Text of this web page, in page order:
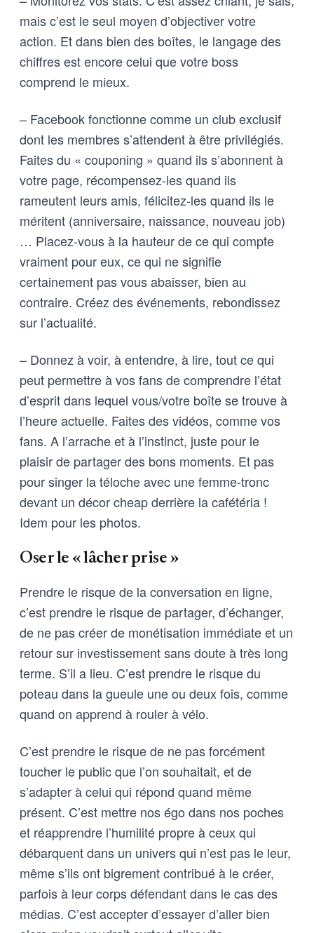
mais c’est le seul moyen d’objectiver votre
action. Et dans bien des boîtes, le langage des
chiffres est encore celui que votre boss
comprend le mieux.
– Facebook fonctionne comme un club exclusif
dont les membres s’attendent à être privilégiés.
Faites du « couponing » quand ils s’abonnent à
votre page, récompensez-les quand ils
rameutent leurs amis, félicitez-les quand ils le
méritent (anniversaire, naissance, nouveau job)
… Placez-vous à la hauteur de ce qui compte
vraiment pour eux, ce qui ne signifie
certainement pas vous abaisser, bien au
contraire. Créez des événements, rebondissez
sur l’actualité.
– Donnez à voir, à entendre, à lire, tout ce qui
peut permettre à vos fans de comprendre l’état
d’esprit dans lequel vous/votre boîte se trouve à
l’heure actuelle. Faites des vidéos, comme vos
fans. A l’arrache et à l’instinct, juste pour le
plaisir de partager des bons moments. Et pas
pour singer la téloche avec une femme-tronc
devant un décor cheap derrière la cafétéria !
Idem pour les photos.
Oser le « lâcher prise »
Prendre le risque de la conversation en ligne,
c’est prendre le risque de partager, d’échanger,
de ne pas créer de monétisation immédiate et un
retour sur investissement sans doute à très long
terme. S’il a lieu. C’est prendre le risque du
poteau dans la gueule une ou deux fois, comme
quand on apprend à rouler à vélo.
C’est prendre le risque de ne pas forcément
toucher le public que l’on souhaitait, et de
s’adapter à celui qui répond quand même
présent. C’est mettre nos égo dans nos poches
et réapprendre l’humilité propre à ceux qui
débarquent dans un univers qui n’est pas le leur,
même s’ils ont bigrement contribué à le créer,
parfois à leur corps défendant dans le cas des
médias. C’est accepter d’essayer d’aller bien